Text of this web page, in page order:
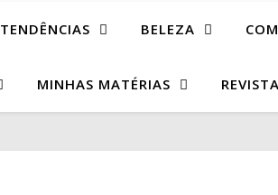
TENDÊNCIAS BELEZA
MINHAS MATÉRIAS